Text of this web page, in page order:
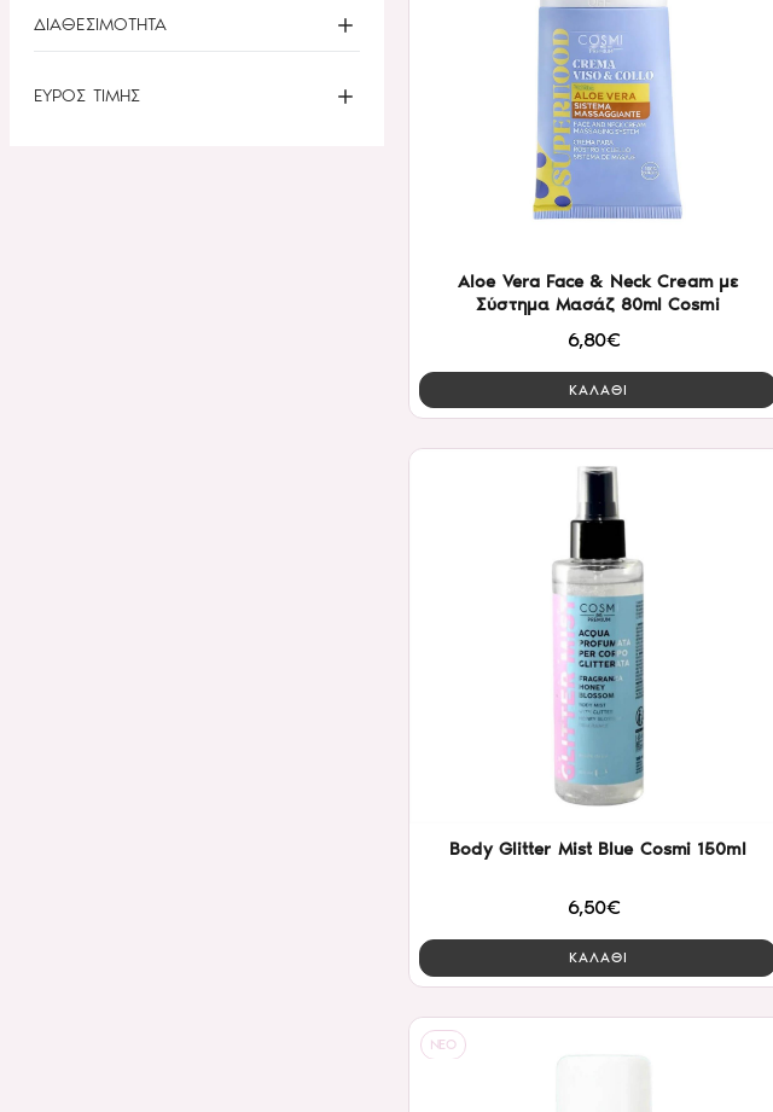
ΔΙΑΘΕΣΙΜΟΤΗΤΑ
ΕΥΡΟΣ ΤΙΜΗΣ
Aloe Vera Face & Neck Cream με
Σύστημα Μασάζ 80ml Cosmi
6,80€
ΚΑΛΑΘΙ
Body Glitter Mist Blue Cosmi 150ml
6,50€
ΚΑΛΑΘΙ
NEO